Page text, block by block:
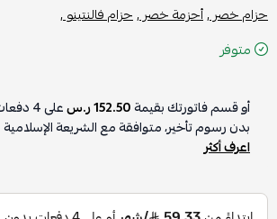
حزام خصر ,أحزمة خصر ,حزام فالنتينو ,
متوفر
أو قسم فاتورتك بقيمة152.50 ر.س على4
بدون رسوم تأخير، متوافقة مع الشريعة الإسلامية
اعرف أكثر